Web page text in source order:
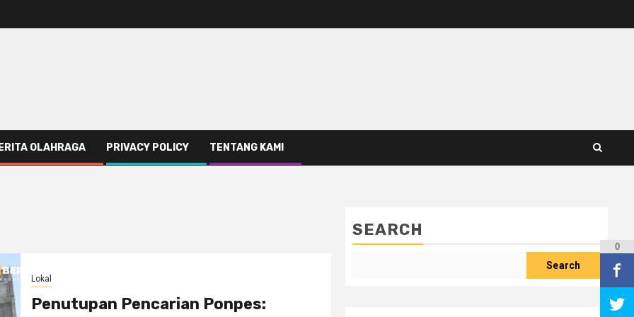
OLAHRAGA PRIVACY POLICY TENTANG KAMI
Lokal
Penutupan Pencarian Ponpes:
SEARCH
Search
0